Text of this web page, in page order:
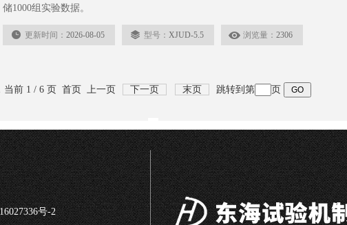
储1000组实验数据。
更新时间： 2026-08-05 型号： XJUD-5.5 浏览量： 2306
当前 1 / 6 页 首页 上一页 下一页 末页 跳转到第 页
号-2